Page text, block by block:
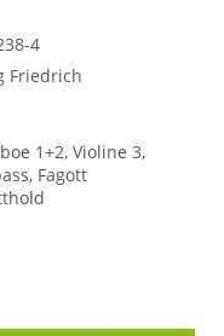
4
Friedrich
1+2, Violine 3,
Fagott